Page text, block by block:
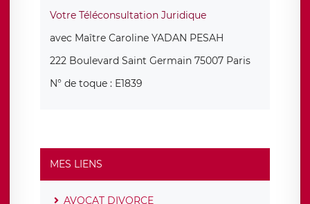
Votre Téléconsultation Juridique
avec Maître Caroline YADAN PESAH
222 Boulevard Saint Germain 75007 Paris
N° de toque : E1839
MES LIENS
AVOCAT DIVORCE